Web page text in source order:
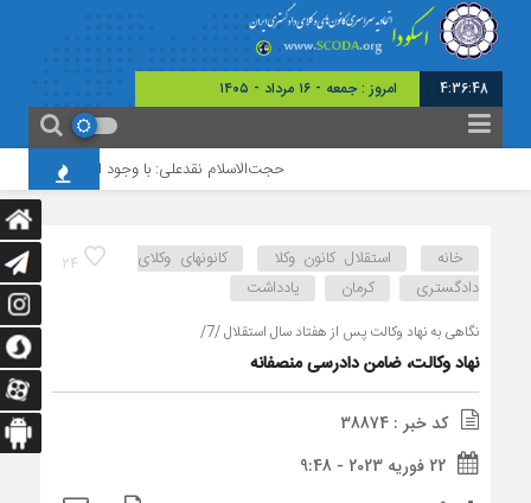
4:36:49 امروز : جمعه - ۱۶ مرداد - ۱۴۰۵
حجت‌الاسلام نقدعلی: با وجود افزایش چشمگیر
24 خانه استقلال کانون وکلا
کانونهای وکلای
دادگستری
کرمان یادداشت
نگاهی به نهاد وکالت پس از هفتاد سال استقلال /7/
نهاد وکالت، ضامن دادرسی منصفانه
کد خبر : 38874
22 فوریه 2023 - 9:48